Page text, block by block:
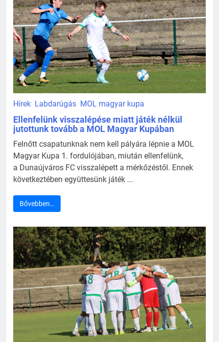
Hírek Labdarúgás MOL magyar kupa
Ellenfelünk visszalépése miatt játék nélkül
jutottunk tovább a MOL Magyar Kupában
Felnőtt csapatunknak nem kell pályára lépnie a MOL
Magyar Kupa 1. fordulójában, miután ellenfelünk,
a Dunaújváros FC visszalépett a mérkőzéstől. Ennek
következtében együttesünk játék ...
Bővebben…